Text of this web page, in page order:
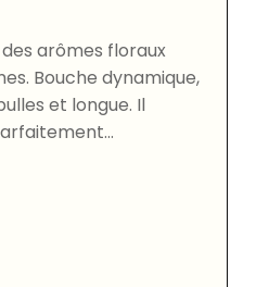
arômes floraux
Bouche dynamique,
et longue. Il